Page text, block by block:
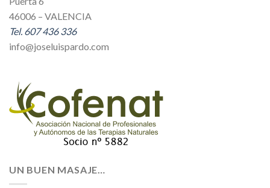
46006 – VALENCIA
Tel. 607 436 336
info@joseluispardo.com
UN BUEN MASAJE…